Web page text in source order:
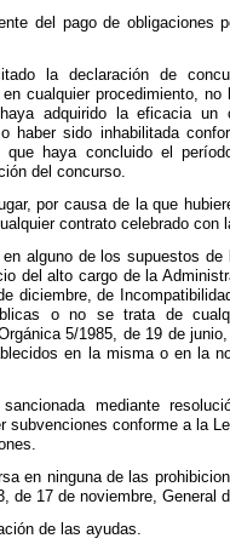
del pago de obligaciones
la declaración de
cualquier procedimiento, no
adquirido la eficacia
haber sido inhabilitada
que haya concluido el
del concurso.
por causa de la que
contrato celebrado con
alguno de los supuestos de
del alto cargo de la
diciembre, de
o no se trata de
5/1985, de 19 de
en la misma o en la
mediante
subvenciones conforme a la
en ninguna de las
de 17 de noviembre, General
de las ayudas.